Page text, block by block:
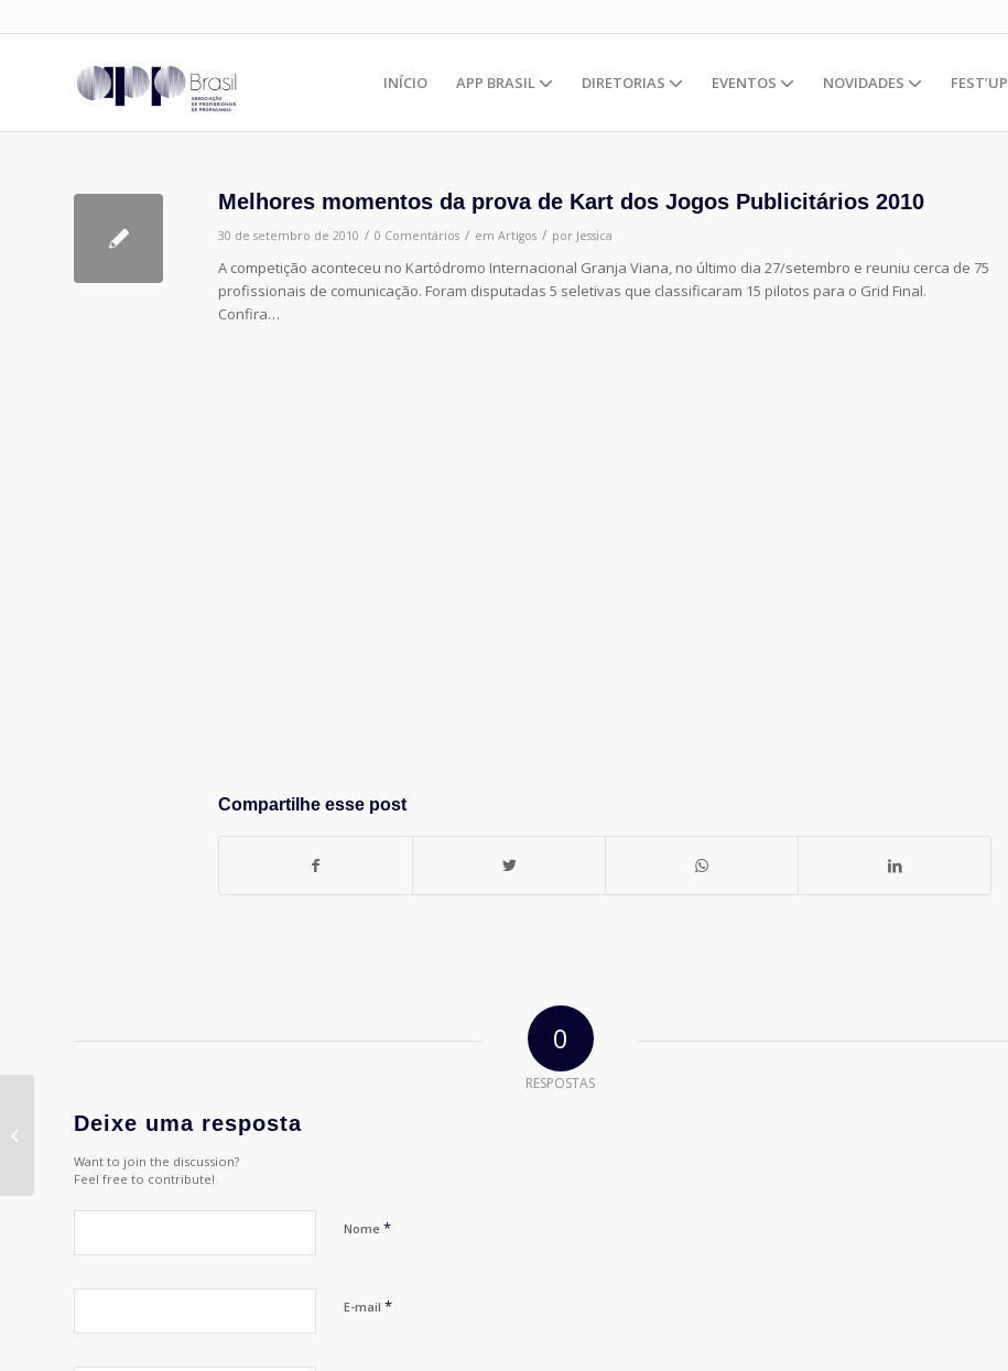
INÍCIO APP BRASIL DIRETORIAS EVENTOS NOVIDADES FEST’UP
Melhores momentos da prova de Kart dos Jogos Publicitários 2010
30 de setembro de 2010 / 0 Comentários / em Artigos / por Jessica
A competição aconteceu no Kartódromo Internacional Granja Viana, no último dia 27/setembro e reuniu cerca de 75
profissionais de comunicação. Foram disputadas 5 seletivas que classificaram 15 pilotos para o Grid Final.
Confira…
Compartilhe esse post
0
RESPOSTAS
Deixe uma resposta
Want to join the discussion?
Feel free to contribute!
Nome *
E-mail *
Encerramento do 22º Fest'up